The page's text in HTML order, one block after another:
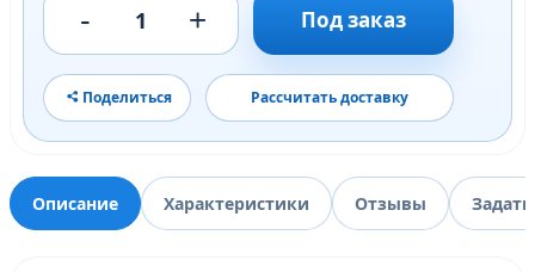
- 1 + Под заказ
Поделиться Рассчитать доставку
Описание Характеристики Отзывы